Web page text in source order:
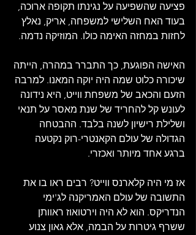
פציעה שהשפיעה על נגינתו תקופה ארוכה,
בעוד האח השלישי למשפחה, אריק, נאלץ
לחזות במחזה האימה כולו. המוזיקה נדמה.
האישה הפוגעת, כך התברר במהרה, הייתה
שיכורה כלוט שמה היה יוקה המאנו. למרבה
הזעם והכאב של משפחת ווייט, היא נידונה
לעונש קל להחריד של שנת מאסר על תנאי
ושלילת רישיון לשנה בלבד. ההבטחה
הגדולה של עולם הקאנטרי-רוק נקטעה
ברגע אחד מיותר ואכזרי.
אז מי היה קלארנס ווייט? רבים ראו בו את
התשובה של עולם האמריקנה לג'ימי
הנדריקס. הוא לא היה וירטואוז ראוותן
ששרף גיטרות על הבמה, אלא גאון צנוע